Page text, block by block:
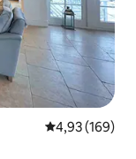
Note
4,93 (169)